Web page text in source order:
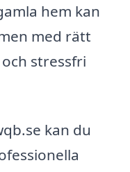
hem kan
med rätt
stressfri
kan du